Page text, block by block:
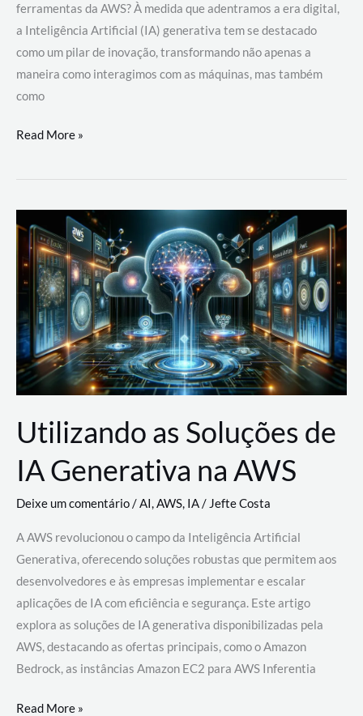
ferramentas da AWS? À medida que adentramos a era digital,
a Inteligência Artificial (IA) generativa tem se destacado
como um pilar de inovação, transformando não apenas a
maneira como interagimos com as máquinas, mas também
como
Desenvolvimento
um
com
AWS
Read More »
Utilizando as Soluções de
IA Generativa na AWS
Deixe um comentário/AI,AWS, IA/Jefte Costa
A AWS revolucionou o campo da Inteligência Artificial
Generativa, oferecendo soluções robustas que permitem aos
desenvolvedores e às empresas implementar e escalar
aplicações de IA com eficiência e segurança. Este artigo
explora as soluções de IA generativa disponibilizadas pela
AWS, destacando as ofertas principais, como o Amazon
Bedrock, as instâncias Amazon EC2 para AWS Inferentia
Utilizando
Read More »